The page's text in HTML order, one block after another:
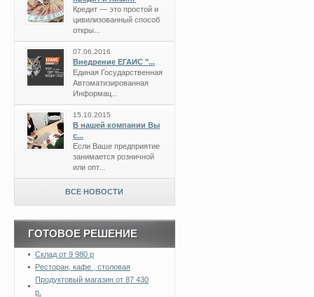
Кредит — это простой и
цивилизованный способ
откры...
07.06.2016
Внедрение ЕГАИС "...
Единая Государственная
Автоматизированная
Информац...
15.10.2015
В нашей компании Вы
с...
Если Ваше предприятие
занимается розничной
или опт...
ВСЕ НОВОСТИ
ГОТОВОЕ РЕШЕНИЕ
Склад от 9 980 р
Ресторан, кафе , столовая
Продуктовый магазин от 87 430
р.